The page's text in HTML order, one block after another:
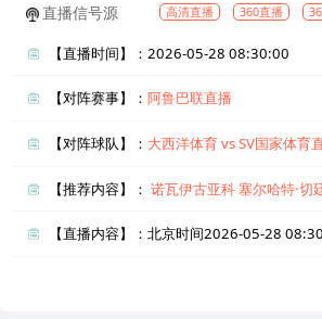
直播信号源 高清直播 360直播
【直播时间】：2026-05-28 08:30:00
【对阵赛事】：阿鲁巴联直播
【对阵球队】： 大西洋体育 vs SV国家体育
【推荐内容】：诺瓦伊古亚科 塞尔哈特·切